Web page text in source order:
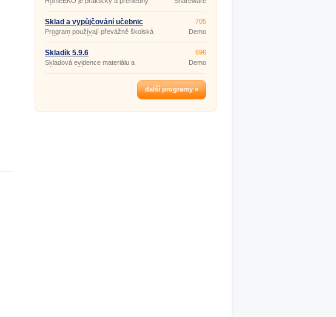
vhodným řešením.
nástroj pro evidenci (nejen) financí
Sklad a vypůjčování učebnic
3.1.0
Program používají převážně školská
zařízení i menší firmy.
705
Demo
Skladík 5.9.6
Skladová evidence materiálu a
zásob menšího rozsahu.
696
Demo
další programy »